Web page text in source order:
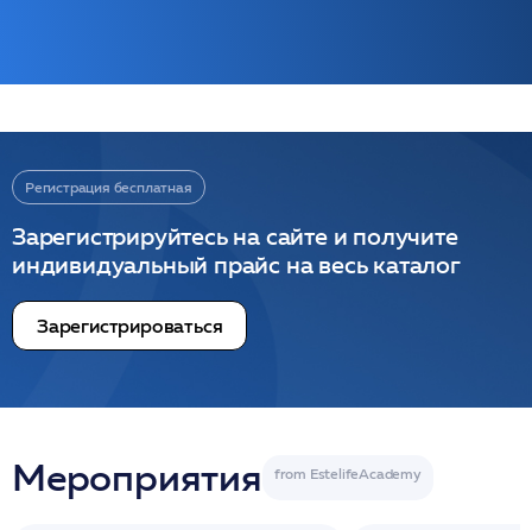
Регистрация бесплатная
Зарегистрируйтесь на сайте и получите
индивидуальный прайс на весь каталог
Зарегистрироваться
Мероприятия